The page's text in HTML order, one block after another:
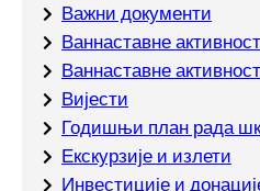
Важни документи
Ваннаставне
Ваннаставне
Вијести
Годишњи план рада
Екскурзије и излети
Инвестиције и